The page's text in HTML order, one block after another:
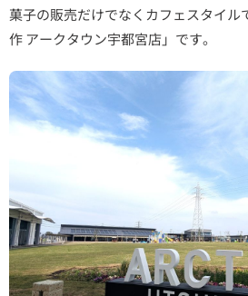
菓子の販売だけでなくカフェスタイル
作 アークタウン宇都宮店」です。